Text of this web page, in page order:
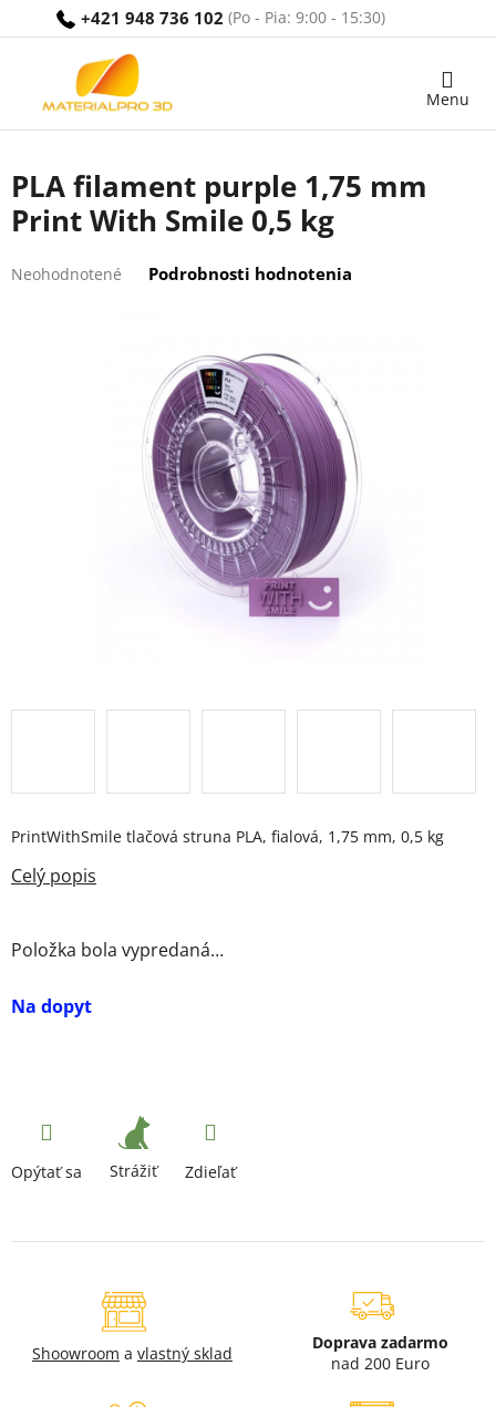
+421 948 736 102
Nákupný
PLA filament purple 1,75 mm
Print With Smile 0,5 kg
hodnotenie
Neohodnotené Podrobnosti hodnotenia
Na dopyt
Položka bola vypredaná…
PrintWithSmile tlačová struna PLA, fialová, 1,75 mm, 0,5 kg
Opýtať sa Strážiť Zdieľať
Shoowroom a vlastný sklad
Doprava zadarmo
nad 200 Euro